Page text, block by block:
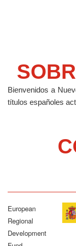
Bienvenidos a
títulos españoles
European
Regional
Development